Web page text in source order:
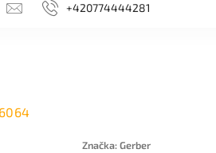
BRUSKY, OCÍLKY
+420774444281
Značka:Gerber